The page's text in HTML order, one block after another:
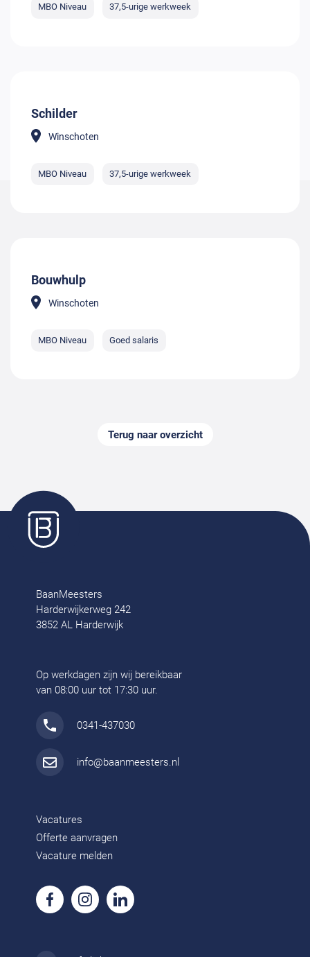
MBO Niveau 37,5-urige werkweek
Schilder
Winschoten
MBO Niveau 37,5-urige werkweek
Bouwhulp
Winschoten
MBO Niveau Goed salaris
Terug naar overzicht
BaanMeesters
Harderwijkerweg 242
3852 AL Harderwijk
Op werkdagen zijn wij bereikbaar
van 08:00 uur tot 17:30 uur.
0341-437030
info@baanmeesters.nl
Vacatures
Offerte aanvragen
Vacature melden